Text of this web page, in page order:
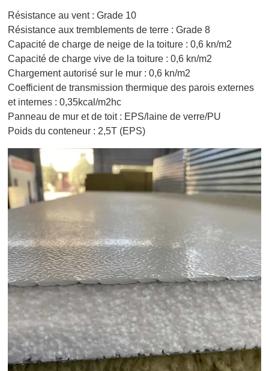
Résistance au vent : Grade 10
Résistance aux tremblements de terre : Grade 8
Capacité de charge de neige de la toiture : 0,6 kn/m2
Capacité de charge vive de la toiture : 0,6 kn/m2
Chargement autorisé sur le mur : 0,6 kn/m2
Coefficient de transmission thermique des parois externes
et internes : 0,35kcal/m2hc
Panneau de mur et de toit : EPS/laine de verre/PU
Poids du conteneur : 2,5T (EPS)